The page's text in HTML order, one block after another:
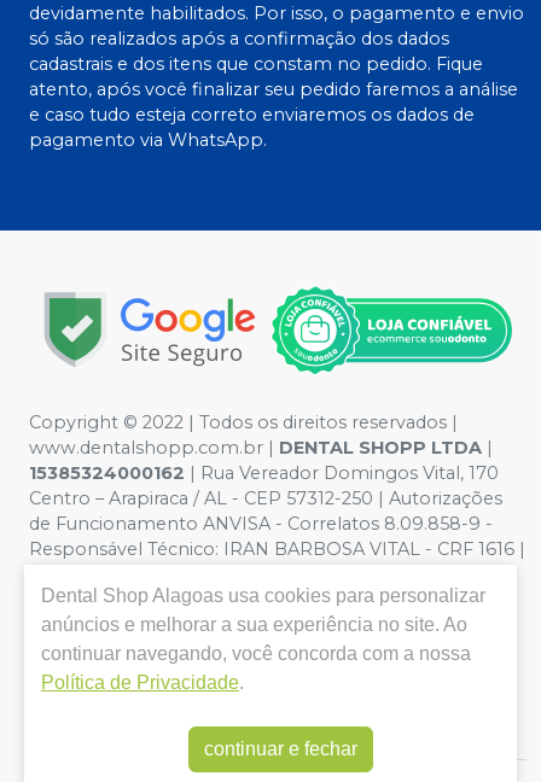
devidamente habilitados. Por isso, o pagamento e envio
só são realizados após a confirmação dos dados
cadastrais e dos itens que constam no pedido. Fique
atento, após você finalizar seu pedido faremos a análise
e caso tudo esteja correto enviaremos os dados de
pagamento via WhatsApp.
Copyright © 2022 | Todos os direitos reservados |
www.dentalshopp.com.br | DENTAL SHOPP LTDA |
15385324000162 | Rua Vereador Domingos Vital, 170
Centro – Arapiraca / AL - CEP 57312-250 | Autorizações
de Funcionamento ANVISA - Correlatos 8.09.858-9 -
Responsável Técnico: IRAN BARBOSA VITAL - CRF 1616 |
ilustrativas - Os preços e condições da loja virtual estão
sujeitos a alterações. Em caso de divergência de preços
no site, o valor válido é o do Carrinho de Compra. Não
vendemos por atacado, por isso nos reservamos o
Dental Shop Alagoas usa cookies para personalizar
anúncios e melhorar a sua experiência no site. Ao
continuar navegando, você concorda com a nossa
Política de Privacidade.
continuar e fechar